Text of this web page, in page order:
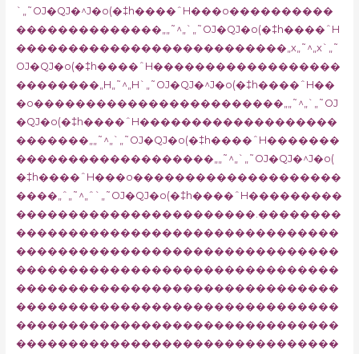
`„˜OJ�QJ�^J�o(�‡h����ˆH���o����������
��������������„„˜^„`„˜OJ�QJ�o(�‡h����ˆH
��������������������������„x„˜^„x`„˜
OJ�QJ�o(�‡h����ˆH������������������
��������„H„˜^„H`„˜OJ�QJ�^J�o(�‡h����ˆH��
�o������������������������„„˜^„`„˜OJ
�QJ�o(�‡h����ˆH�������������������
�������„„˜^„`„˜OJ�QJ�o(�‡h����ˆH�������
�������������������„„˜^„`„˜OJ�QJ�^J�o(
�‡h����ˆH���o��������������������
����„ˆ„˜^„ˆ`„˜OJ�QJ�o(�‡h����ˆH���������
�����������������������.��������
�������������������������������
�������������������������������
�������������������������������
�������������������������������
�������������������������������
�������������������������������
�������������������������������